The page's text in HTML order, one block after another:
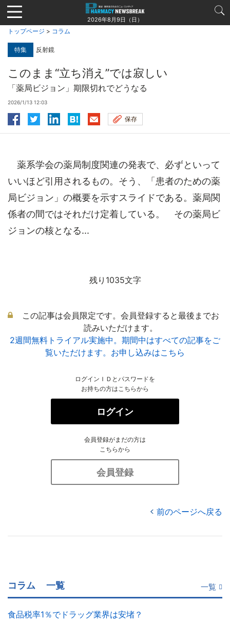
Jump
to
navigation
2026年8月9日（日）
トップページ > コラム
特集 反射鏡
このまま“立ち消え”では寂しい
「薬局ビジョン」期限切れでどうなる
2026/1/13 12:03
保存
薬系学会の薬局制度関連の発表で、必ずといって
いいほど引用されるもの。そう、「患者のための薬
局ビジョン」の概要を示すスライドである。薬局関
係者の間ではそれだけ定着している。 その薬局ビ
ジョンの核となる...
残り1035文字
この記事は会員限定です。会員登録すると最後までお
読みいただけます。
2週間無料トライアル実施中。期間中はすべての記事をご
覧いただけます。お申し込みはこちら
ログインＩＤとパスワードを
お持ちの方はこちらから
ログイン
会員登録がまだの方は
こちらから
会員登録
前のページへ戻る
コラム 一覧 一覧
食品税率1％でドラッグ業界は安堵？